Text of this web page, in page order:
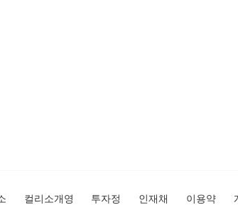
컬리소개영
투자정
인재채
이용약